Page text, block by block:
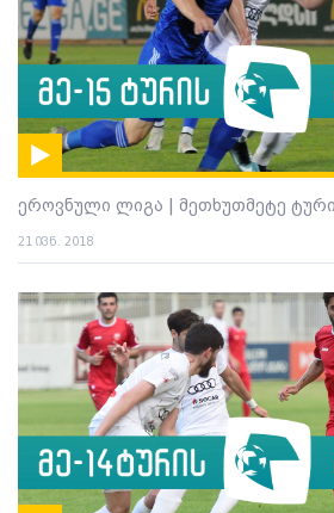
ეროვნული ლიგა | მეთხუთმეტე
21 ივნ. 2018